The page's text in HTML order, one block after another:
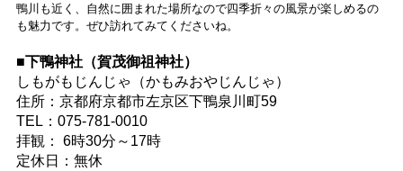
鴨川も近く、自然に囲まれた場所なので四季折々の風景が楽しめるの
も魅力です。ぜひ訪れてみてくださいね。
■下鴨神社（賀茂御祖神社）
しもがもじんじゃ（かもみおやじんじゃ）
住所：京都府京都市左京区下鴨泉川町59
TEL：075-781-0010
拝観： 6時30分～17時
定休日：無休